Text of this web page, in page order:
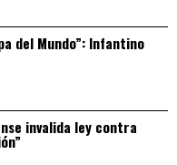
del Mundo”: Infantino
invalida ley contra